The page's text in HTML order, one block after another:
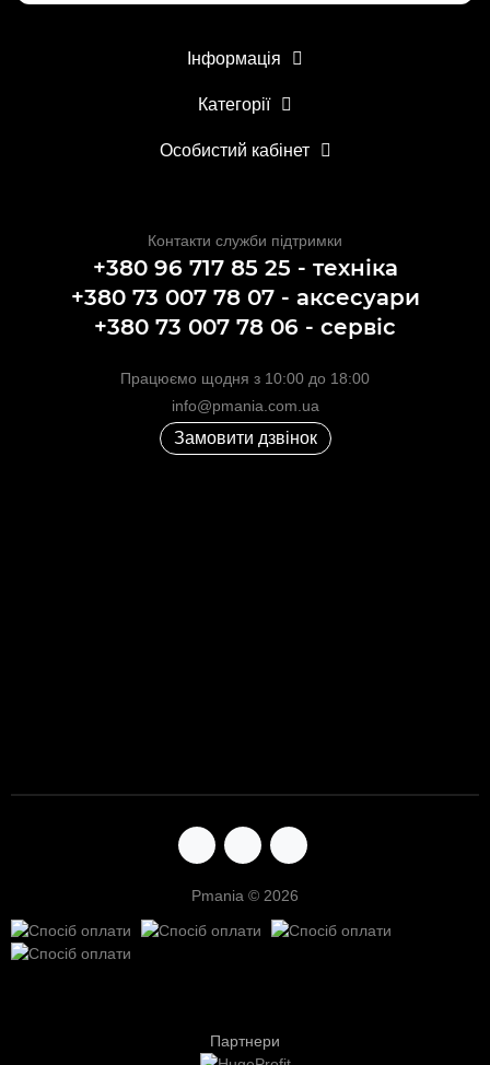
Інформація
Категорії
Особистий кабінет
Контакти служби підтримки
+380 96 717 85 25 - техніка
+380 73 007 78 07 - аксесуари
+380 73 007 78 06 - сервіс
Працюємо щодня з 10:00 до 18:00
info@pmania.com.ua
Замовити дзвінок
Pmania © 2026
Партнери